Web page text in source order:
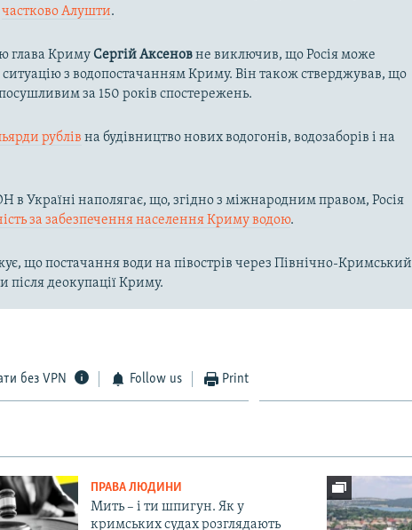
частково Алушти.
глава КримуСергій Аксеновне виключив, що Росія може
з водопостачанням Криму. Він також стверджував, що
за 150 років спостережень.
рублів на будівництво нових водогонів, водозаборів і на
в Україні наполягає, що, згідно з міжнародним правом, Росія
за забезпечення населення Криму водою.
що постачання води на півострів через Північно-Кримський
після деокупації Криму.
без VPN Follow us Print
ПРАВА ЛЮДИНИ
Мить – і ти шпигун. Як у
кримських судах розглядають